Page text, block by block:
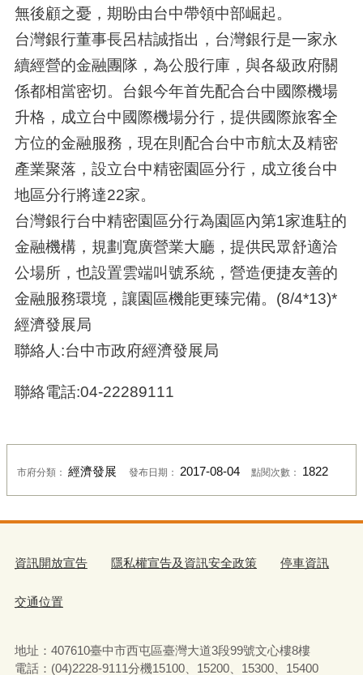
無後顧之憂，期盼由台中帶領中部崛起。
台灣銀行董事長呂桔誠指出，台灣銀行是一家永
續經營的金融團隊，為公股行庫，與各級政府關
係都相當密切。台銀今年首先配合台中國際機場
升格，成立台中國際機場分行，提供國際旅客全
方位的金融服務，現在則配合台中市航太及精密
產業聚落，設立台中精密園區分行，成立後台中
地區分行將達22家。
台灣銀行台中精密園區分行為園區內第1家進駐的
金融機構，規劃寬廣營業大廳，提供民眾舒適洽
公場所，也設置雲端叫號系統，營造便捷友善的
金融服務環境，讓園區機能更臻完備。(8/4*13)*
經濟發展局
聯絡人:台中市政府經濟發展局
聯絡電話:04-22289111
市府分類： 經濟發展 發布日期： 2017-08-04 點閱次數： 1822
資訊開放宣告 隱私權宣告及資訊安全政策 停車資訊
交通位置
地址：407610臺中市西屯區臺灣大道3段99號文心樓8樓
電話：(04)2228-9111分機15100、15200、15300、15400